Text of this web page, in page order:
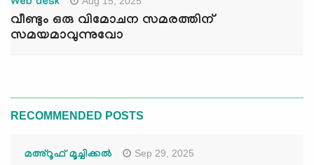
Web desk
വീണ്ടും ഒരു വിമോചന സമരത്തിന്
സമയമാവുന്നുവോ
RECOMMENDED POSTS
മഅ്റൂഫ് മൂച്ചിക്കല്‍ Sep 29, 2025